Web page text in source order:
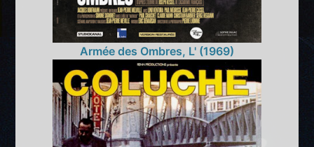
Armée des Ombres, L' (1969)